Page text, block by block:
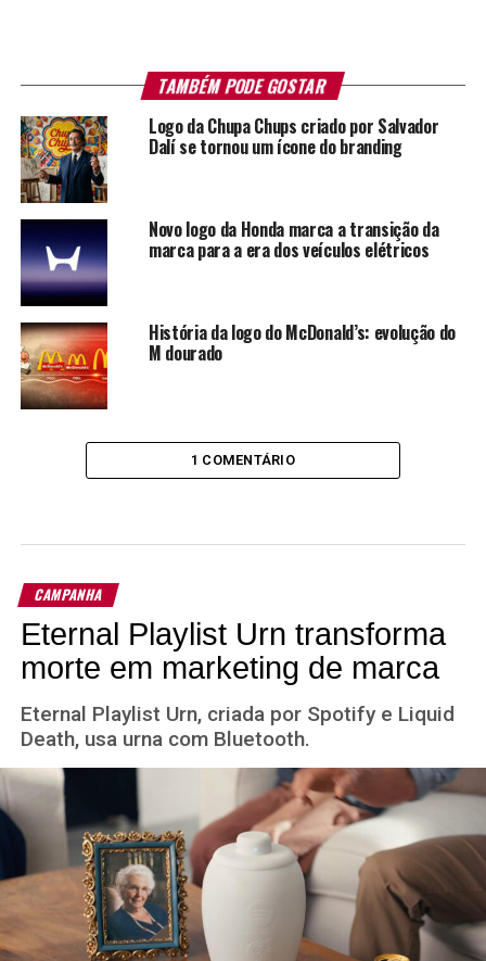
TAMBÉM PODE GOSTAR
Logo da Chupa Chups criado por Salvador
Dalí se tornou um ícone do branding
Novo logo da Honda marca a transição da
marca para a era dos veículos elétricos
História da logo do McDonald’s: evolução do
M dourado
1 COMENTÁRIO
CAMPANHA
Eternal Playlist Urn transforma
morte em marketing de marca
Eternal Playlist Urn, criada por Spotify e Liquid
Death, usa urna com Bluetooth.